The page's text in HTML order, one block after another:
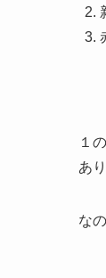
１
あ
な